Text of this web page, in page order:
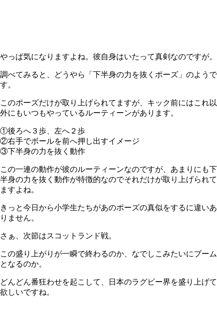
やっぱ気になりますよね。彼自身はいたって真剣なのですが。
調べてみると、どうやら「下半身の力を抜くポーズ」のようで
す。
このポーズだけが取り上げられてますが、キック前にはこれ以
外にもいつもやっているルーティーンがあります。
①後ろへ３歩、左へ２歩
②右手でボールを前へ押し出すイメージ
③下半身の力を抜く動作
この一連の動作が彼のルーティーンなのですが、あまりにも下
半身の力を抜く動作が特徴的なのでそれだけが取り上げられて
ますよね。
きっと今日から小学生たちがあのポーズの真似をするに違いあ
りません。
さぁ、次節はスコットランド戦。
この盛り上がりが一瞬で終わるのか、なでしこみたいにブーム
となるのか。
どんどん番狂わせを起こして、日本のラグビー界を盛り上げて
欲しいですね。